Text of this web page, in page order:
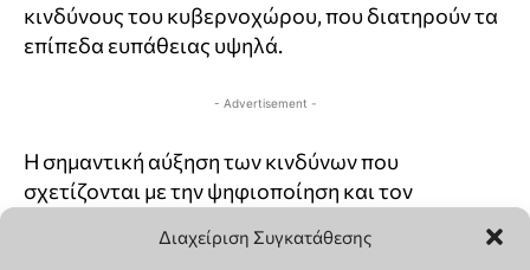
Διαχείριση Συγκατάθεσης